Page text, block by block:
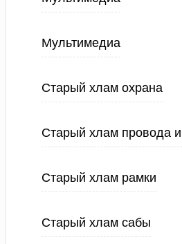
Мультимедиа
Старый хлам охрана
Старый хлам провода и
Старый хлам рамки
Старый хлам сабы